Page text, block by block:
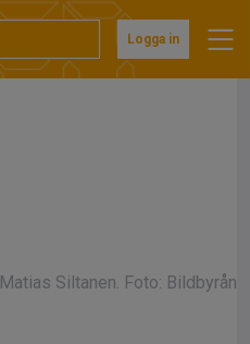
Logga in
Matias Siltanen. Foto: Bildbyrån